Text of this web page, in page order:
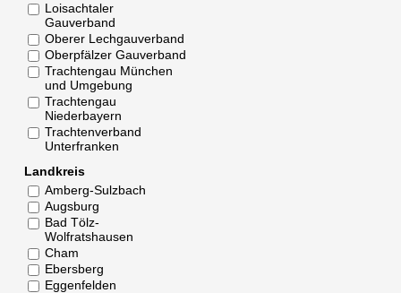
Loisachtaler
Gauverband
Oberer Lechgauverband
Oberpfälzer Gauverband
Trachtengau München
und Umgebung
Trachtengau
Niederbayern
Trachtenverband
Unterfranken
Landkreis
Amberg-Sulzbach
Augsburg
Bad Tölz-
Wolfratshausen
Cham
Ebersberg
Eggenfelden